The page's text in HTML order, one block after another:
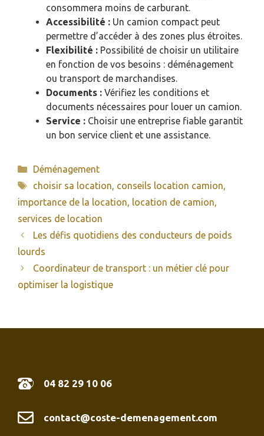
consommera moins de carburant.
Accessibilité : Un camion compact peut
permettre d’accéder à des zones plus étroites.
Flexibilité : Possibilité de choisir un utilitaire
en fonction de vos besoins : déménagement
ou transport de marchandises.
Documents : Vérifiez les conditions et
documents nécessaires pour louer un camion.
Service : Choisir une entreprise fiable garantit
un bon service client et une assistance.
Catégories
Déménagement
Étiquettes
choisir sa location, conseils location camion,
importance de la location, location de camion,
services de location
Les défis quotidiens des conducteurs de poids
lourds
Coordinateur de transport : un métier clé pour
optimiser la logistique
04 82 29 10 06
contact@coste-demenagement.com